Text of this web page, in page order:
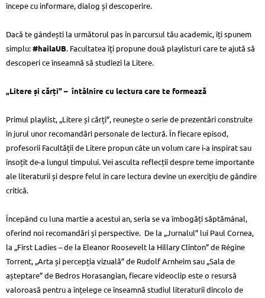
începe cu informare, dialog și descoperire.
Dacă te gândești la următorul pas în parcursul tău academic, îți spunem
simplu:#hailaUB. Facultatea îți propune două playlisturi care te ajută să
descoperi ce înseamnă să studiezi la Litere.
„Litere și cărți” – întâlnire cu lectura care te formează
Primul playlist, „Litere și cărți”, reunește o serie de prezentări construite
în jurul unor recomandări personale de lectură. În fiecare episod,
profesorii Facultății de Litere propun câte un volum care i-a inspirat sau
însoțit de-a lungul timpului. Vei asculta reflecții despre teme importante
ale literaturii și despre felul în care lectura devine un exercițiu de gândire
critică.
Începând cu luna martie a acestui an, seria se va îmbogăți săptămânal,
oferind noi recomandări și perspective. De la „Jurnalul” lui Paul Cornea,
la „First Ladies – de la Eleanor Roosevelt la Hillary Clinton” de Régine
Torrent, „Arta și percepția vizuală” de Rudolf Arnheim sau „Sala de
așteptare” de Bedros Horasangian, fiecare videoclip este o resursă
valoroasă pentru a înțelege ce înseamnă studiul literaturii dincolo de